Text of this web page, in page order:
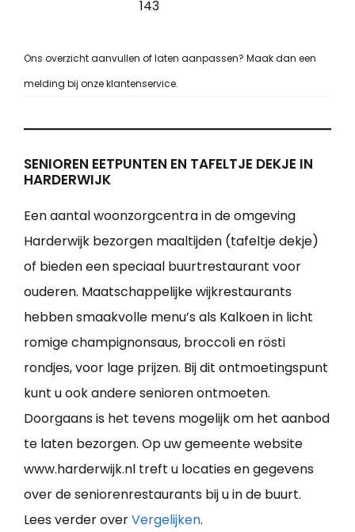
143
Ons overzicht aanvullen of laten aanpassen? Maak dan een
melding bij onze klantenservice.
SENIOREN EETPUNTEN EN TAFELTJE DEKJE IN
HARDERWIJK
Een aantal woonzorgcentra in de omgeving
Harderwijk bezorgen maaltijden (tafeltje dekje)
of bieden een speciaal buurtrestaurant voor
ouderen. Maatschappelijke wijkrestaurants
hebben smaakvolle menu’s als Kalkoen in licht
romige champignonsaus, broccoli en rösti
rondjes, voor lage prijzen. Bij dit ontmoetingspunt
kunt u ook andere senioren ontmoeten.
Doorgaans is het tevens mogelijk om het aanbod
te laten bezorgen. Op uw gemeente website
www.harderwijk.nl treft u locaties en gegevens
over de seniorenrestaurants bij u in de buurt.
Lees verder overVergelijken.